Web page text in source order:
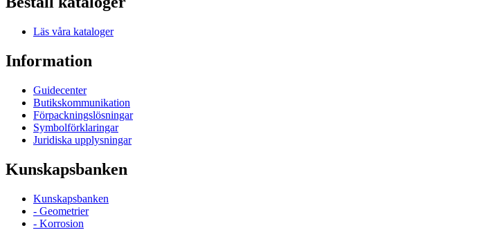
Läs våra kataloger
Information
Guidecenter
Butikskommunikation
Förpackningslösningar
Symbolförklaringar
Juridiska upplysningar
Kunskapsbanken
Kunskapsbanken
- Geometrier
- Korrosion